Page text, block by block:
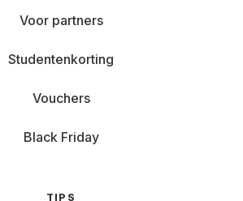
Voor partners
Studentenkorting
Vouchers
Black Friday
TIPS